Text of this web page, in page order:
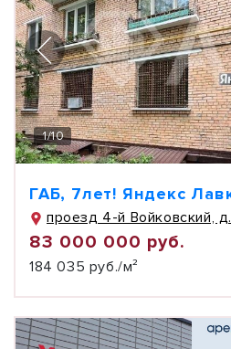
1/10
ГАБ, 7лет! Яндекс
проезд 4-й Войковский,
83 000 000 руб.
184 035 руб./м²